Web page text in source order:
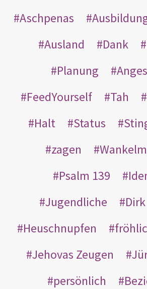
Aschpenas
Ausland
Dank
Planung
FeedYourself
Tah
Halt
Status
zagen
Psalm 139
Jugendliche
Heuschnupfen
Jehovas Zeugen
persönlich